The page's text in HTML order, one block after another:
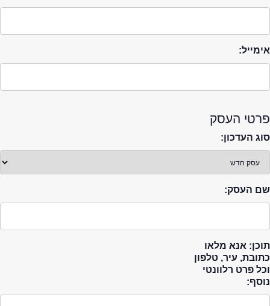
אימייל:
פרטי העסק
סוג העדכון:
שם העסק:
תוכן: אנא מלאו
כתובת, עיר, טלפון
וכל פרט רלוונטי
נוסף: